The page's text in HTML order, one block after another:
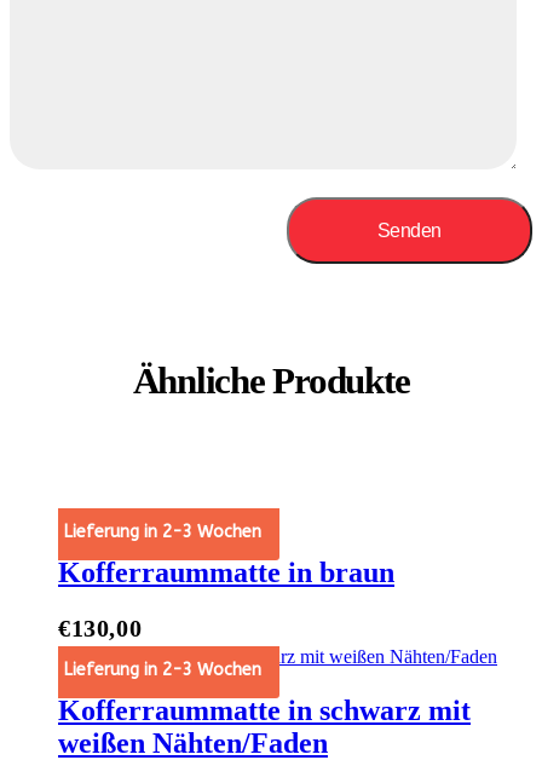
Ähnliche Produkte
Lieferung in 2-3 Wochen
Kofferraummatte in braun
€130,00
Lieferung in 2-3 Wochen
Kofferraummatte in schwarz mit
weißen Nähten/Faden